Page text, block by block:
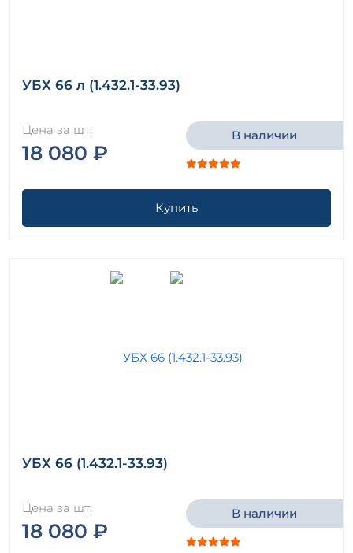
УБХ 66 л (1.432.1-33.93)
Цена за шт.
18 080 ₽
В наличии
Купить
УБХ 66 (1.432.1-33.93)
Цена за шт.
18 080 ₽
В наличии